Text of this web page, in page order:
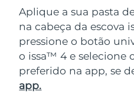
Aplique a sua pasta
na cabeça da escova
pressione o botão
o issa™ 4 e selecione
preferido na app, se
app.